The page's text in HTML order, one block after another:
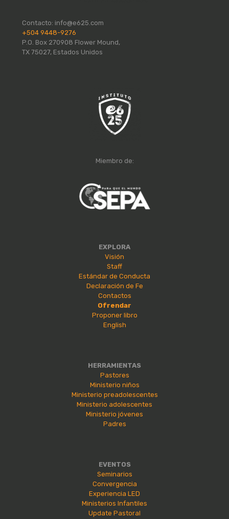
Contacto: info@e625.com
+504 9448-9276
P.O. Box 270908 Flower Mound,
TX 75027, Estados Unidos
Miembro de:
EXPLORA
Visión
Staff
Estándar de Conducta
Declaración de Fe
Contactos
Ofrendar
Proponer libro
English
HERRAMIENTAS
Pastores
Ministerio niños
Ministerio preadolescentes
Ministerio adolescentes
Ministerio jóvenes
Padres
EVENTOS
Seminarios
Convergencia
Experiencia LED
Ministerios Infantiles
Update Pastoral